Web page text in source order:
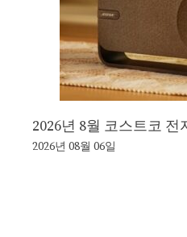
2026년 8월 코스트코 전
2026년 08월 06일